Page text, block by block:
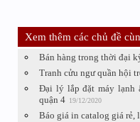
Xem thêm các chủ đề
Bán hàng trong thời đại
Tranh cửu ngư quần hội
Đại lý lắp đặt máy lạnh
quận 4 19/12/2020
Báo giá in catalog giá rẻ,